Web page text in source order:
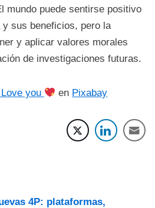
mundo puede sentirse positivo
sus beneficios, pero la
y aplicar valores morales
de investigaciones futuras.
Love you en Pixabay
4P: plataformas,